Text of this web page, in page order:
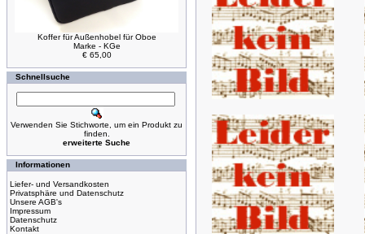
Koffer für Außenhobel für Oboe
Marke - KGe
€ 65,00
Schnellsuche
Verwenden Sie Stichworte, um ein Produkt zu
finden.
erweiterte Suche
Informationen
Liefer- und Versandkosten
Privatsphäre und Datenschutz
Unsere AGB's
Impressum
Datenschutz
Kontakt